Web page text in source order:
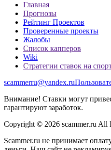
Главная
Прогнозы
Рейтинг Проектов
Проверенные проекты
Жалобы
Список капперов
Wiki
Стратегии ставок на
scammerru@yandex.ru
Внимание! Ставки могут
гарантируют заработок.
Copyright © 2026 scammer.ru All
Scammer.ru не принимает